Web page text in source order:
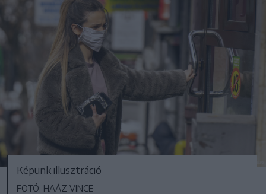
Képünk illusztráció
FOTÓ: HAÁZ VINCE